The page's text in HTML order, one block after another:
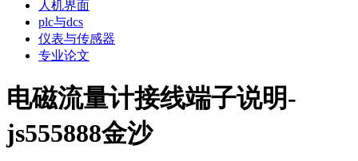
人机界面
plc与dcs
仪表与传感器
专业论文
电磁流量计接线端子说明-
js555888金沙